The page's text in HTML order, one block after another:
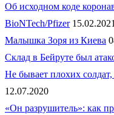
Об исходном коде
BioNTech/Pfizer
Малышка Зоря из Киева
Склад в Бейруте был
Не бывает плохих
12.07.2020
«Он разрушитель»: как